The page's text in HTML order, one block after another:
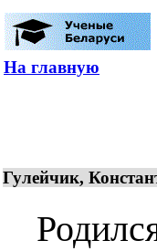
На главную
Гулейчик,